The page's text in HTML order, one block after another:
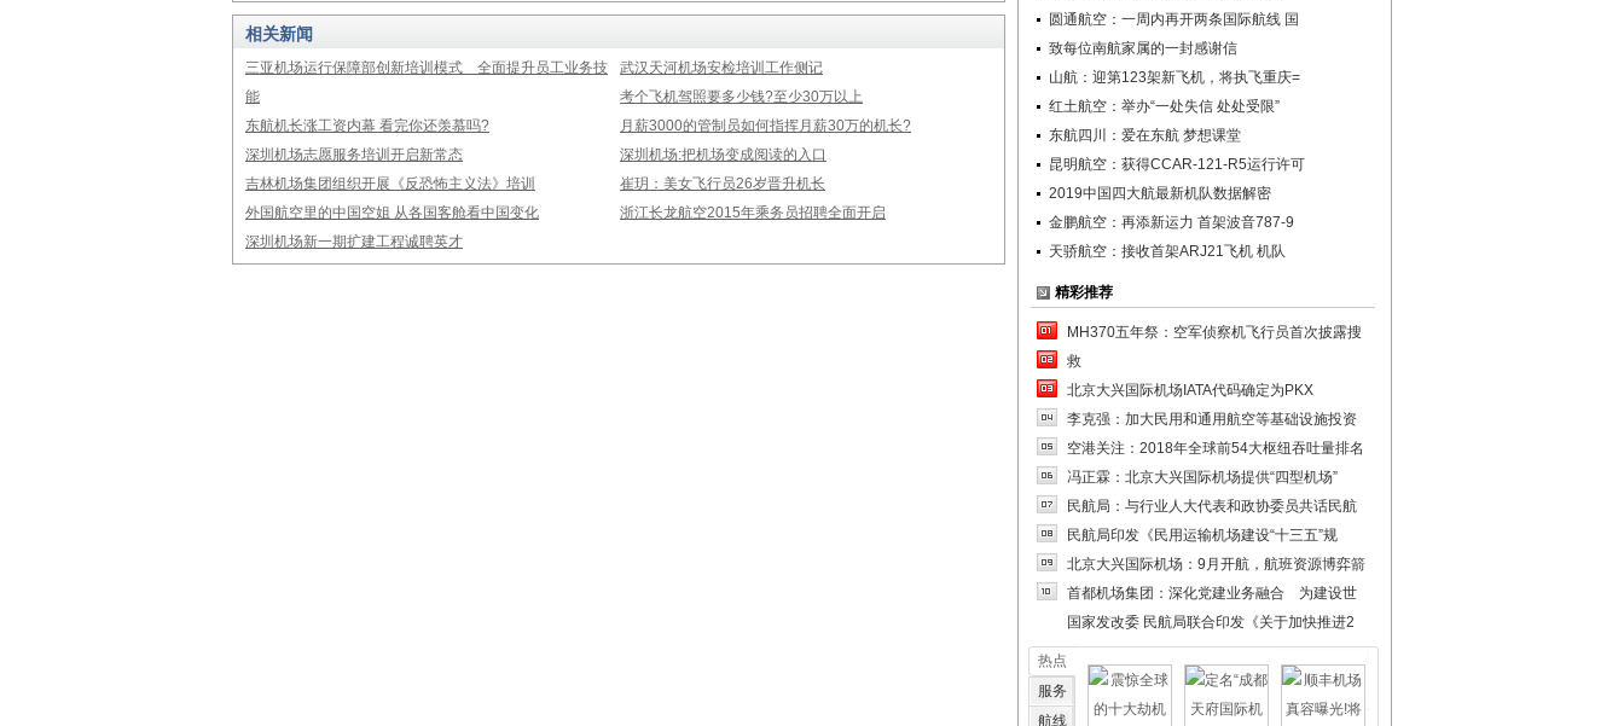
相关新闻
三亚机场运行保障部创新培训模式 全面提升员工业务技
能
武汉天河机场安检培训工作侧记
考个飞机驾照要多少钱?至少30万以上
东航机长涨工资内幕 看完你还羡慕吗?
月薪3000的管制员如何指挥月薪30万的机长?
深圳机场志愿服务培训开启新常态
深圳机场:把机场变成阅读的入口
吉林机场集团组织开展《反恐怖主义法》培训
崔玥：美女飞行员26岁晋升机长
外国航空里的中国空姐 从各国客舱看中国变化
浙江长龙航空2015年乘务员招聘全面开启
深圳机场新一期扩建工程诚聘英才
圆通航空：一周内再开两条国际航线 国
致每位南航家属的一封感谢信
山航：迎第123架新飞机，将执飞重庆=
红土航空：举办“一处失信 处处受限”
东航四川：爱在东航 梦想课堂
昆明航空：获得CCAR-121-R5运行许可
2019中国四大航最新机队数据解密
金鹏航空：再添新运力 首架波音787-9
天骄航空：接收首架ARJ21飞机 机队
精彩推荐
MH370五年祭：空军侦察机飞行员首次披露搜
救
北京大兴国际机场IATA代码确定为PKX
李克强：加大民用和通用航空等基础设施投资
空港关注：2018年全球前54大枢纽吞吐量排名
冯正霖：北京大兴国际机场提供“四型机场”
民航局：与行业人大代表和政协委员共话民航
民航局印发《民用运输机场建设“十三五”规
北京大兴国际机场：9月开航，航班资源博弈箭
首都机场集团：深化党建业务融合 为建设世
国家发改委 民航局联合印发《关于加快推进2
热点
服务
航线